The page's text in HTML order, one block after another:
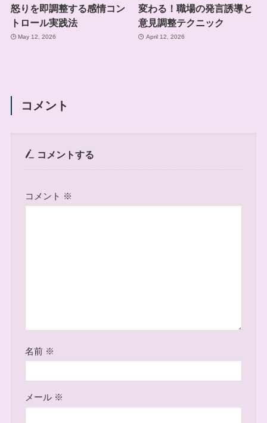
怒りを即調整する感情コン
トロール実践法
May 12, 2026
変わる！職場の発言誘導と
意見調整テクニック
April 12, 2026
コメント
コメントする
コメント ※
名前 ※
メール ※